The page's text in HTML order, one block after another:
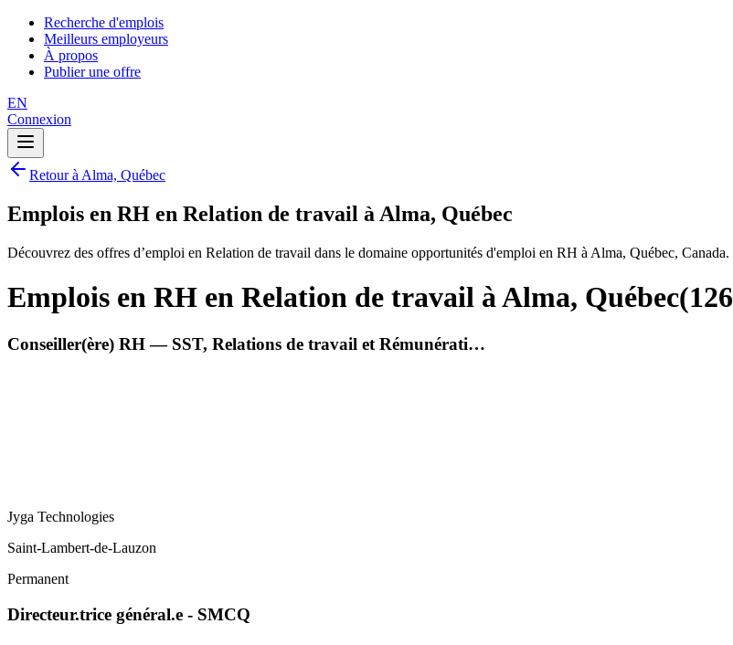
Recherche d'emplois
Meilleurs employeurs
À propos
Publier une offre
EN
Connexion
Retour à Alma, Québec
Emplois en RH en Relation de travail à Alma, Québec
Découvrez des offres d’emploi en Relation de travail dans le domaine opportunités d'emploi en RH à Alma, Québec, Canada.
Emplois en RH en Relation de travail à Alma, Québec(126
Conseiller(ère) RH — SST, Relations de travail et Rémunérati…
Jyga Technologies
Saint-Lambert-de-Lauzon
Permanent
Directeur.trice général.e - SMCQ